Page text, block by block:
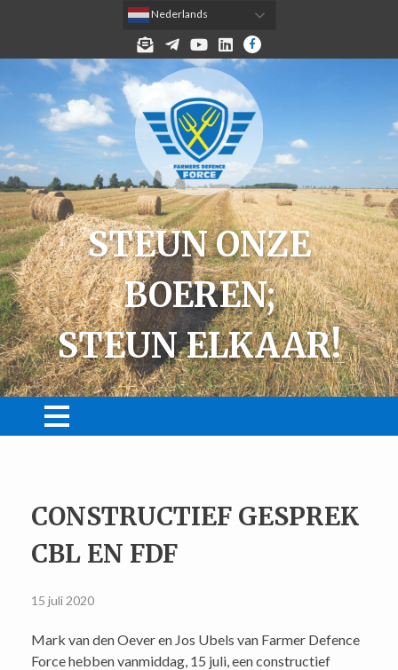
MELD JE AAN VOOR DE NIEUWSBRIEF!
TELEGRAMYOUTUBELINKEDINFACEBOOK
Nederlands
STEUN ONZE
BOEREN;
STEUN ELKAAR!
Farmer Friendly
Persberichten
Lid worden
Wachtwoord vergeten
WINKEL
Winkelmand
CONTACT
LID WORDEN/LOGIN
CONSTRUCTIEF GESPREK
CBL EN FDF
15 juli 2020
Mark van den Oever en Jos Ubels van Farmer Defence
Force hebben vanmiddag, 15 juli, een constructief